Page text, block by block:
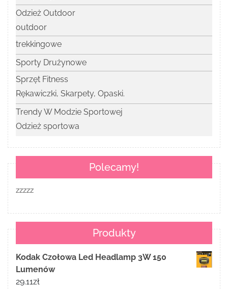
Odzież Outdoor
outdoor
trekkingowe
Sporty Drużynowe
Sprzęt Fitness
Rękawiczki, Skarpety, Opaski.
Trendy W Modzie Sportowej
Odzież sportowa
Polecamy!
zzzzz
Produkty
Kodak Czołowa Led Headlamp 3W 150
Lumenów
29.11zł